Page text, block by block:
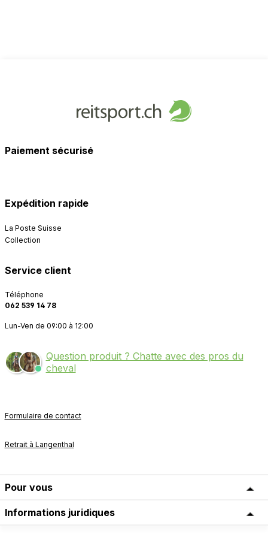
Paiement sécurisé
Expédition rapide
La Poste Suisse
Collection
Service client
Téléphone
062 539 14 78
Lun-Ven de 09:00 à 12:00
Question produit ? Chatte avec des pros du
cheval
Formulaire de contact
Retrait à Langenthal
Pour vous
Informations juridiques